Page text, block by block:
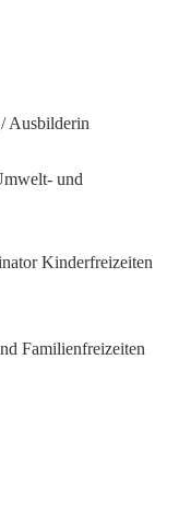
und
Familienfreizeiten